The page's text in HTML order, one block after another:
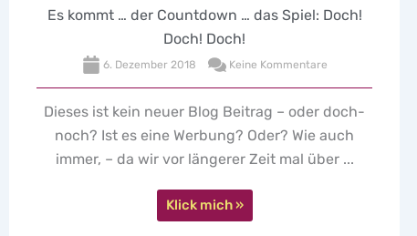
Es kommt … der Countdown … das Spiel: Doch!
Doch! Doch!
6. Dezember 2018 Keine Kommentare
Dieses ist kein neuer Blog Beitrag – oder doch-
noch? Ist es eine Werbung? Oder? Wie auch
immer, – da wir vor längerer Zeit mal über ...
Klick mich »